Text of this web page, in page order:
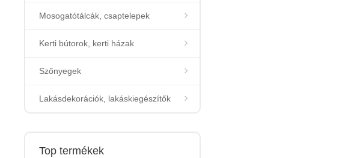
Mosogatótálcák, csaptelepek
Kerti bútorok, kerti házak
Szőnyegek
Lakásdekorációk, lakáskiegészítők
Top termékek